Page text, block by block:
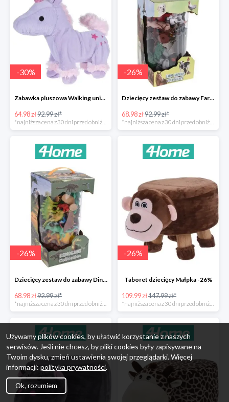
-30%
Zabawka pluszowa Walking unicorn -30%
64.98 zł92.99 zł*
*najniższa cena z 30 dni przed obniżką
-26%
Dziecięcy zestaw do zabawy Farm animals Collection -26%
68.98 zł92.99 zł*
*najniższa cena z 30 dni przed obniżką
-26%
Dziecięcy zestaw do zabawy Dinosaur Collection -26%
68.98 zł92.99 zł*
-26%
Taboret dziecięcy Małpka -26%
109.99 zł147.99 zł*
Używamy plików cookies, by ułatwić korzystanie z naszych
serwisów. Jeśli nie chcesz, by pliki cookies były zapisywane na
Twoim dysku, zmień ustawienia swojej przeglądarki. Więcej
informacji: polityka prywatności.
Ok, rozumiem